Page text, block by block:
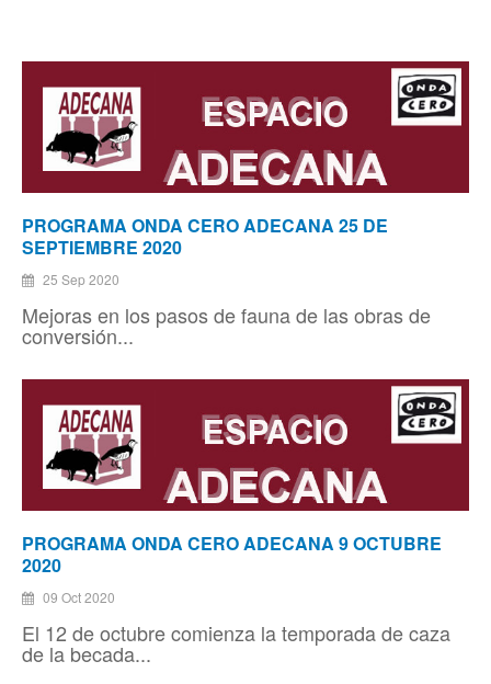
PROGRAMA ONDA CERO ADECANA 25 DE
SEPTIEMBRE 2020
25 Sep 2020
Mejoras en los pasos de fauna de las obras de
conversión...
PROGRAMA ONDA CERO ADECANA 9 OCTUBRE
2020
09 Oct 2020
El 12 de octubre comienza la temporada de caza
de la becada...